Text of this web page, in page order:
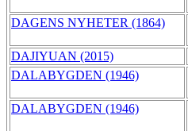
DAGENS NYHETER (1864)
DAJIYUAN (2015)
DALABYGDEN (1946)
DALABYGDEN (1946)